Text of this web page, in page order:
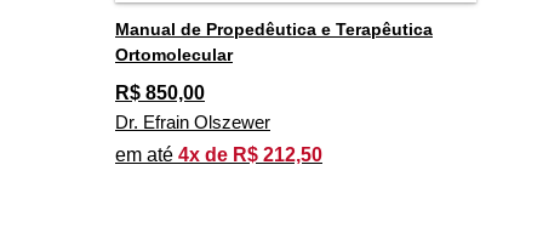
Manual de Propedêutica e Terapêutica
Ortomolecular
R$ 850,00
Dr. Efrain Olszewer
em até 4x de R$ 212,50